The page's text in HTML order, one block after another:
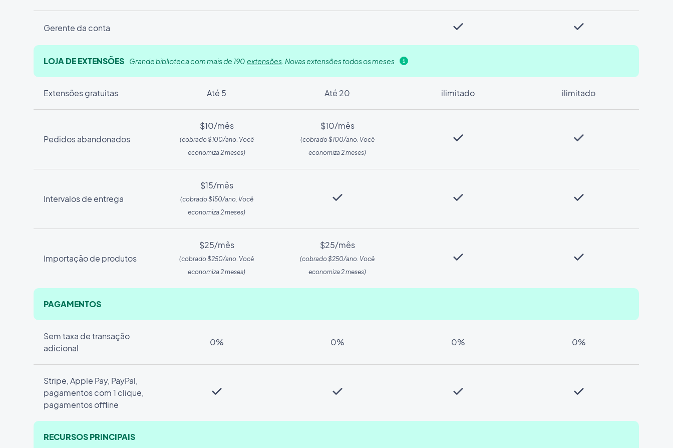
Gerente da conta
LOJA DE EXTENSÕES Grande biblioteca com mais de 190extensões . Novas extensões todos os meses
Extensões gratuitas Até 5 Até 20 ilimitado ilimitado
Pedidos abandonados
$10/mês
(cobrado $100/ano. Você
economiza 2 meses)
$10/mês
(cobrado $100/ano. Você
economiza 2 meses)
Intervalos de entrega
$15/mês
(cobrado $150/ano. Você
economiza 2 meses)
Importação de produtos
$25/mês
(cobrado $250/ano. Você
economiza 2 meses)
$25/mês
(cobrado $250/ano. Você
economiza 2 meses)
PAGAMENTOS
Sem taxa de transação
adicional
0% 0% 0% 0%
Stripe, Apple Pay, PayPal,
pagamentos com 1 clique,
pagamentos offline
RECURSOS PRINCIPAIS